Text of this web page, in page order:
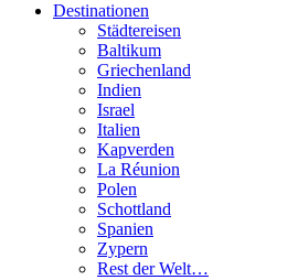
Destinationen
Städtereisen
Baltikum
Griechenland
Indien
Israel
Italien
Kapverden
La Réunion
Polen
Schottland
Spanien
Zypern
Rest der Welt…